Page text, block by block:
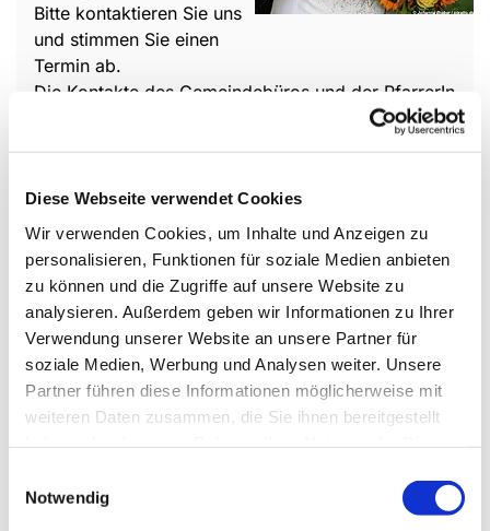
Diese Webseite verwendet Cookies
Wir verwenden Cookies, um Inhalte und Anzeigen zu
personalisieren, Funktionen für soziale Medien anbieten
zu können und die Zugriffe auf unsere Website zu
analysieren. Außerdem geben wir Informationen zu Ihrer
Verwendung unserer Website an unsere Partner für
soziale Medien, Werbung und Analysen weiter. Unsere
Partner führen diese Informationen möglicherweise mit
weiteren Daten zusammen, die Sie ihnen bereitgestellt
Notwendig
Bitte kontaktieren Sie uns
und stimmen Sie einen
Termin ab.
Die Kontakte des Gemeindebüros und der PfarrerIn
Trauer und Tod
Für eine seelsorgerliche
Begleitung in der Trauerzeit
sprechen Sie bitte unser
Pfarrteam an.
Die Trauerfeier zur Beisetzung
hierzu beantwortet Ihnen gerne